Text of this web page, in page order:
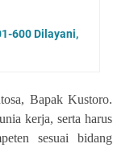
600 Dilayani,
Bapak Kustoro.
kerja, serta harus
sesuai bidang